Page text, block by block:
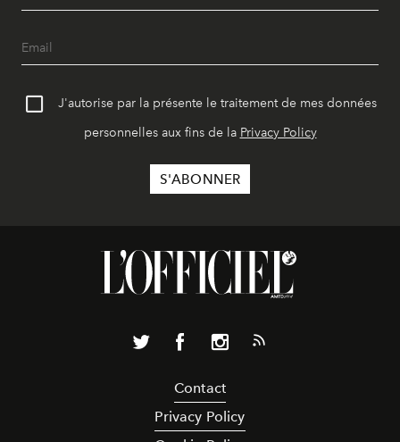
J'autorise par la présente le traitement de mes données
personnelles aux fins de la Privacy Policy
Contact
Privacy Policy